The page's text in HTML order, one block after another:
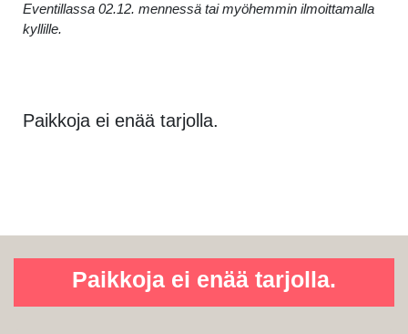
Eventillassa 02.12. mennessä tai myöhemmin ilmoittamalla
kyllille.
Paikkoja ei enää tarjolla.
Paikkoja ei enää tarjolla.